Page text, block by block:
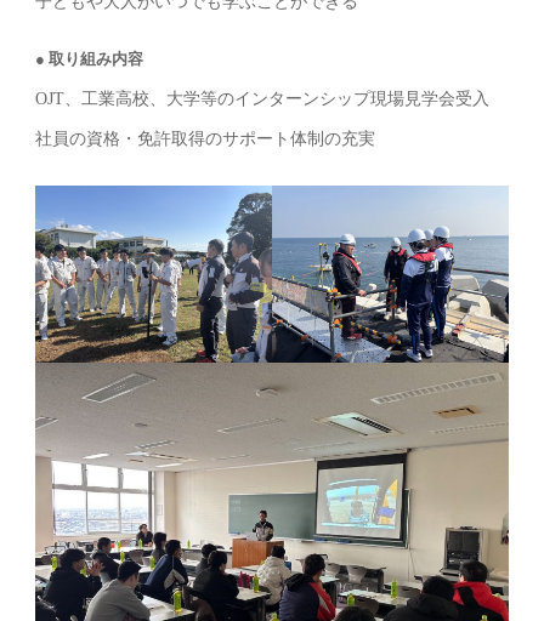
取り組み内容
OJT、工業高校、大学等のインターンシップ現場見学会受入
社員の資格・免許取得のサポート体制の充実